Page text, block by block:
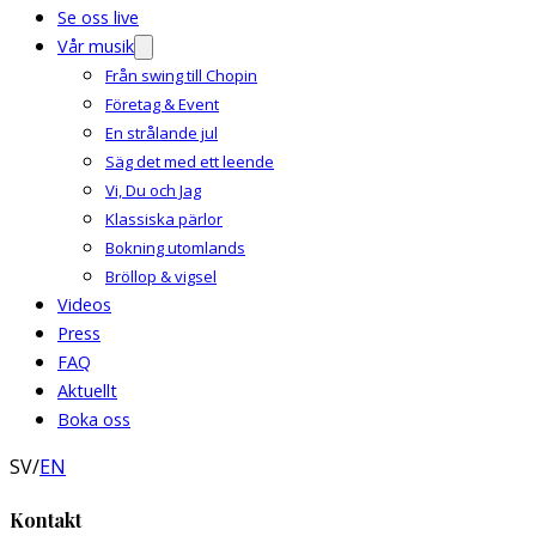
Se oss live
Vår musik
Från swing till Chopin
Företag & Event
En strålande jul
Säg det med ett leende
Vi, Du och Jag
Klassiska pärlor
Bokning utomlands
Bröllop & vigsel
Videos
Press
FAQ
Aktuellt
Boka oss
SV/EN
Kontakt